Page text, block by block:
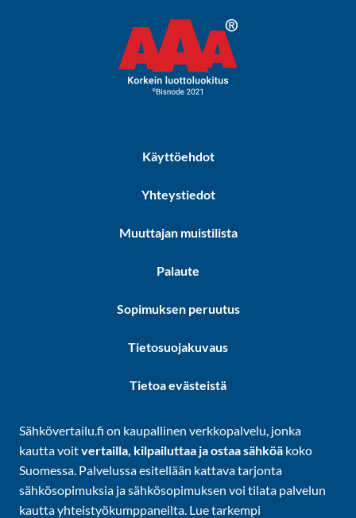
Käyttöehdot
Yhteystiedot
Muuttajan muistilista
Palaute
Sopimuksen peruutus
Tietosuojakuvaus
Tietoa evästeistä
Sähkövertailu.fi on kaupallinen verkkopalvelu, jonka
kautta voitvertailla, kilpailuttaa ja ostaa sähköä koko
Suomessa. Palvelussa esitellään kattava tarjonta
sähkösopimuksia ja sähkösopimuksen voi tilata palvelun
kautta yhteistyökumppaneilta. Lue tarkempi